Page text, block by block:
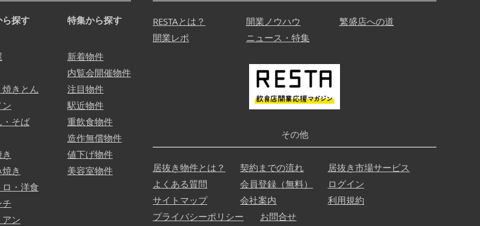
探す
きとん
ン
・そば
き
ロ・洋食
チ
アン
特集から探す
新着物件
内覧会開催物件
注目物件
駅近物件
重飲食物件
造作無償物件
値下げ物件
美容室物件
RESTAとは？ 開業ノウハウ
繁盛店への道
開業レポ
ニュース・特集
その他
居抜き物件とは？ 契約までの流れ
居抜き市場サービス
よくある質問
会員登録（無料）
ログイン
サイトマップ
会社案内
利用規約
プライバシーポリシー
お問合せ